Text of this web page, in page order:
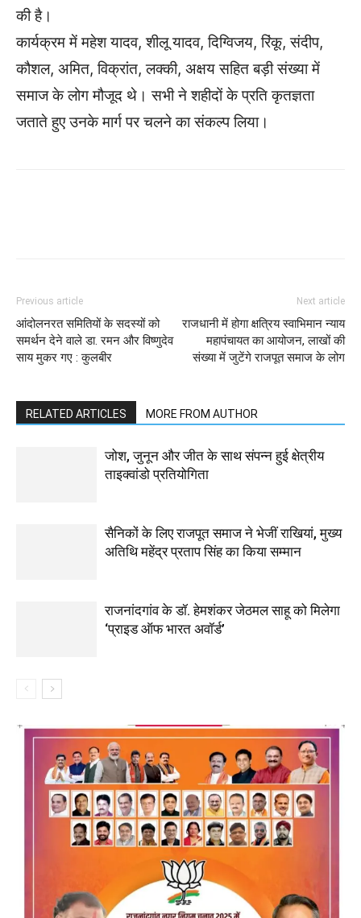
की है।
कार्यक्रम में महेश यादव, शीलू यादव, दिग्विजय, रिंकू, संदीप,
कौशल, अमित, विक्रांत, लक्की, अक्षय सहित बड़ी संख्या में
समाज के लोग मौजूद थे। सभी ने शहीदों के प्रति कृतज्ञता
जताते हुए उनके मार्ग पर चलने का संकल्प लिया।
Previous article
आंदोलनरत समितियों के सदस्यों को
समर्थन देने वाले डा. रमन और विष्णुदेव
साय मुकर गए : कुलबीर
Next article
राजधानी में होगा क्षत्रिय स्वाभिमान न्याय
महापंचायत का आयोजन, लाखों की
संख्या में जुटेंगे राजपूत समाज के लोग
RELATED ARTICLES MORE FROM AUTHOR
जोश, जुनून और जीत के साथ संपन्न हुई क्षेत्रीय
ताइक्वांडो प्रतियोगिता
सैनिकों के लिए राजपूत समाज ने भेजीं राखियां, मुख्य
अतिथि महेंद्र प्रताप सिंह का किया सम्मान
राजनांदगांव के डॉ. हेमशंकर जेठमल साहू को मिलेगा
‘प्राइड ऑफ भारत अवॉर्ड’